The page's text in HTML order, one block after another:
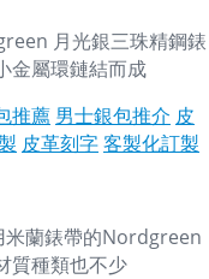
月光銀三珠精鋼錶
金屬環鏈結而成
推薦 男士銀包推介 皮
皮革刻字客製化訂製
蘭錶帶的Nordgreen
質種類也不少